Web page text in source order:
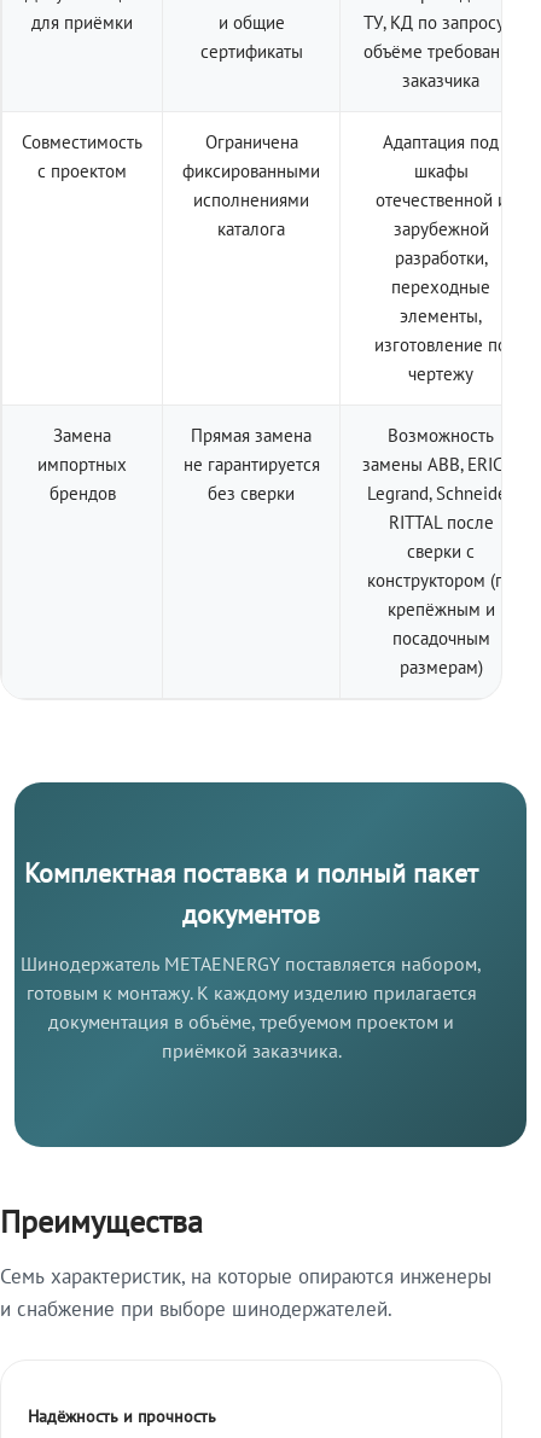
для приёмки
и общие
сертификаты
ТУ, КД по запросу в
объёме требований
заказчика
Совместимость
с проектом
Ограничена
фиксированными
исполнениями
каталога
Адаптация под
шкафы
отечественной и
зарубежной
разработки,
переходные
элементы,
изготовление по
чертежу
Замена
импортных
брендов
Прямая замена
не гарантируется
без сверки
Возможность
замены ABB, ERICO,
Legrand, Schneider,
RITTAL после
сверки с
конструктором (по
крепёжным и
посадочным
размерам)
Комплектная поставка и полный пакет
документов
Шинодержатель METAENERGY поставляется набором,
готовым к монтажу. К каждому изделию прилагается
документация в объёме, требуемом проектом и
приёмкой заказчика.
Преимущества
Семь характеристик, на которые опираются инженеры
и снабжение при выборе шинодержателей.
Надёжность и прочность